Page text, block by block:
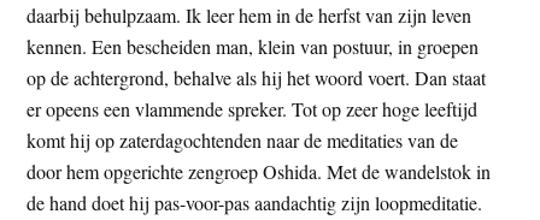
daarbij behulpzaam. Ik leer hem in de herfst van zijn leven
kennen. Een bescheiden man, klein van postuur, in groepen
op de achtergrond, behalve als hij het woord voert. Dan staat
er opeens een vlammende spreker. Tot op zeer hoge leeftijd
komt hij op zaterdagochtenden naar de meditaties van de
door hem opgerichte zengroep Oshida. Met de wandelstok in
de hand doet hij pas-voor-pas aandachtig zijn loopmeditatie.